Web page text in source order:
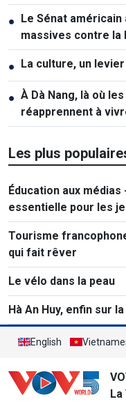
● Le Sénat
massives contre la
● La culture, un
● À Dà Nang, là où
réapprennent à
Les plus
Éducation aux
essentielle pour les
Tourisme
qui fait rêver
Le vélo dans la peau
Hà An Huy, enfin sur
English
La